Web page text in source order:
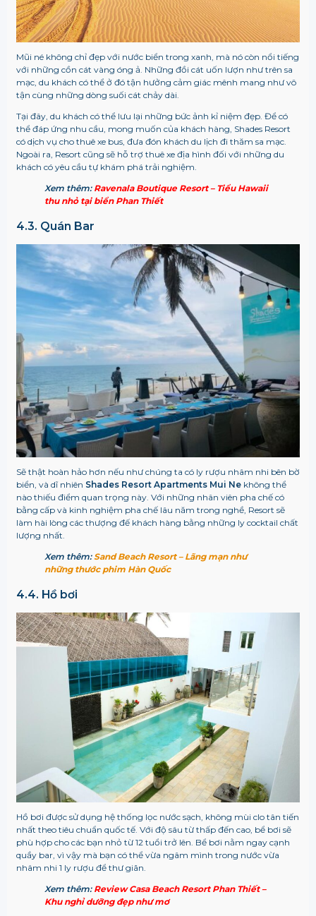
Mũi né không chỉ đẹp với nước biển trong xanh, mà nó còn nổi tiếng
với những cồn cát vàng óng ả. Những đồi cát uốn lượn như trên sa
mạc, du khách có thể ở đó tận hưởng cảm giác mênh mang như vô
tận cùng những dòng suối cát chảy dài.
Tại đây, du khách có thể lưu lại những bức ảnh kỉ niệm đẹp. Để có
thể đáp ứng nhu cầu, mong muốn của khách hàng, Shades Resort
có dịch vụ cho thuê xe bus, đưa đón khách du lịch đi thăm sa mạc.
Ngoài ra, Resort cũng sẽ hỗ trợ thuê xe địa hình đối với những du
khách có yêu cầu tự khám phá trải nghiệm.
Xem thêm: Ravenala Boutique Resort – Tiểu Hawaii
thu nhỏ tại biển Phan Thiết
4.3. Quán Bar
Sẽ thật hoàn hảo hơn nếu như chúng ta có ly rượu nhâm nhi bên bờ
biển, và dĩ nhiên Shades Resort Apartments Mui Nekhông thể
nào thiếu điểm quan trọng này. Với những nhân viên pha chế có
bằng cấp và kinh nghiệm pha chế lâu năm trong nghề, Resort sẽ
làm hài lòng các thượng đế khách hàng bằng những ly cocktail chất
lượng nhất.
Xem thêm:Sand Beach Resort – Lãng mạn như
những thước phim Hàn Quốc
4.4. Hồ bơi
Hồ bơi được sử dụng hệ thống lọc nước sạch, không mùi clo tân tiến
nhất theo tiêu chuẩn quốc tế. Với độ sâu từ thấp đến cao, bể bơi sẽ
phù hợp cho các bạn nhỏ từ 12 tuổi trở lên. Bể bơi nằm ngay cạnh
quầy bar, vì vậy mà bạn có thể vừa ngâm mình trong nước vừa
nhâm nhi 1 ly rượu để thư giãn.
Xem thêm: Review Casa Beach Resort Phan Thiết –
Khu nghỉ dưỡng đẹp như mơ